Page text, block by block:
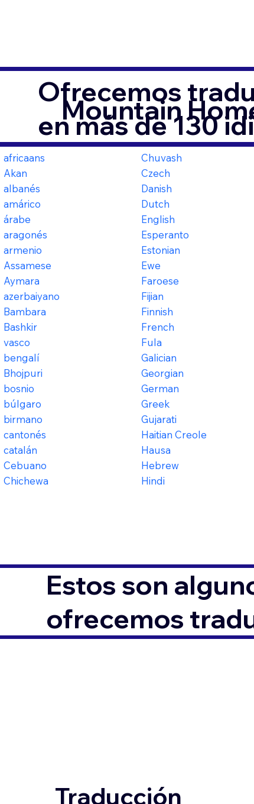
Ofrecemos
en más de 130
Mountain
africaans
Akan
albanés
amárico
árabe
aragonés
armenio
Assamese
Aymara
azerbaiyano
Bambara
Bashkir
vasco
bengalí
Bhojpuri
bosnio
búlgaro
birmano
cantonés
catalán
Cebuano
Chichewa
Chuvash
Czech
Danish
Dutch
English
Esperanto
Estonian
Ewe
Faroese
Fijian
Finnish
French
Fula
Galician
Georgian
German
Greek
Gujarati
Haitian Creole
Hausa
Hebrew
Hindi
Estos son
ofrecemos
Traducción